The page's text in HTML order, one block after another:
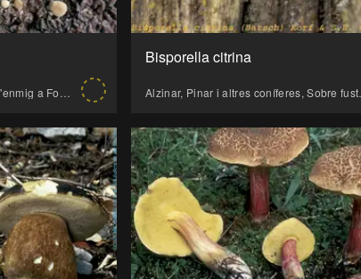
Cada any la trobam a Bàlitx d'enmig a Fornalutx.
Bisporella citrina